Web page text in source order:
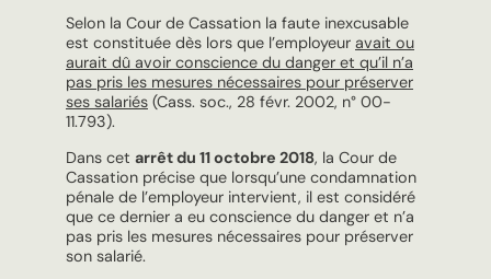
Selon la Cour de Cassation la faute inexcusable
est constituée dès lors que l’employeur avait ou
aurait dû avoir conscience du danger et qu’il n’a
pas pris les mesures nécessaires pour préserver
ses salariés (Cass. soc., 28 févr. 2002, n° 00-
11.793).
Dans cet arrêt du 11 octobre 2018, la Cour de
Cassation précise que lorsqu’une condamnation
pénale de l’employeur intervient, il est considéré
que ce dernier a eu conscience du danger et n’a
pas pris les mesures nécessaires pour préserver
son salarié.